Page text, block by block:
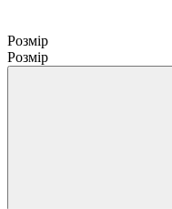
Розмір
Розмір